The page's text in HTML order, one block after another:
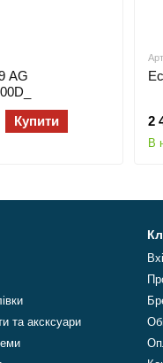
AG
Купити 2
В
та аксксуари